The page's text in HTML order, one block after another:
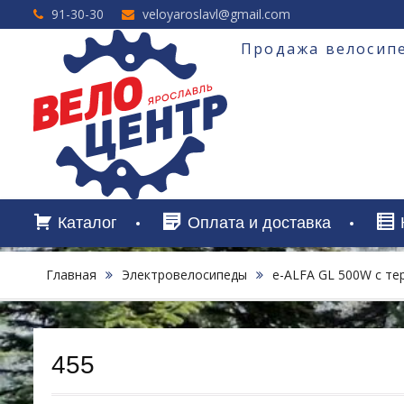
Перейти
к
91-30-30 veloyaroslavl@gmail.com
Продажа
Каталог Оплата и доставка
Главная Электровелосипеды e-ALFA GL 500W с
455